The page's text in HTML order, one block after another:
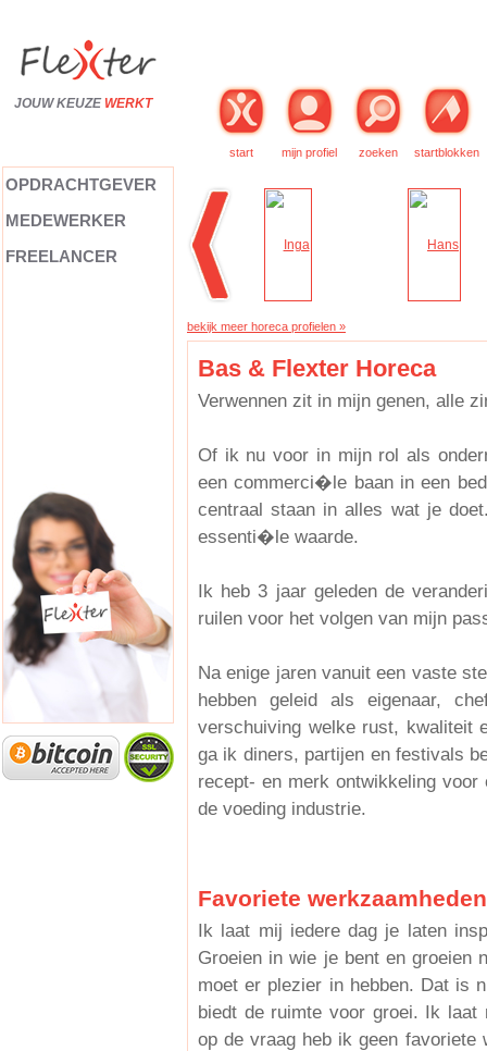
JOUW KEUZE WERKT
start mijn profiel zoeken startblokken
OPDRACHTGEVER
MEDEWERKER
FREELANCER
bekijk meer horeca profielen »
Bas & Flexter Horeca
Verwennen zit in mijn genen, alle
Of ik nu voor in mijn rol als
een commerci�le baan in een
centraal staan in alles wat je
essenti�le waarde.
Ik heb 3 jaar geleden de
ruilen voor het volgen van mijn
Na enige jaren vanuit een vaste
hebben geleid als eigenaar,
verschuiving welke rust, kwaliteit
ga ik diners, partijen en festivals
recept- en merk ontwikkeling
de voeding industrie.
Favoriete werkzaamheden
Ik laat mij iedere dag je laten
Groeien in wie je bent en groeien
moet er plezier in hebben. Dat is
biedt de ruimte voor groei. Ik laat
op de vraag heb ik geen favoriete